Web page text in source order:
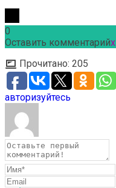
0
Оставить комментарийx
Прочитано: 205
авторизуйтесь